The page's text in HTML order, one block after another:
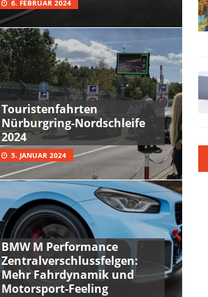
6. FEBRUAR 2024
Touristenfahrten
Nürburgring-Nordschleife
2024
5. JANUAR 2024
BMW M Performance
Zentralverschlussfelgen:
Mehr Fahrdynamik und
Motorsport-Feeling